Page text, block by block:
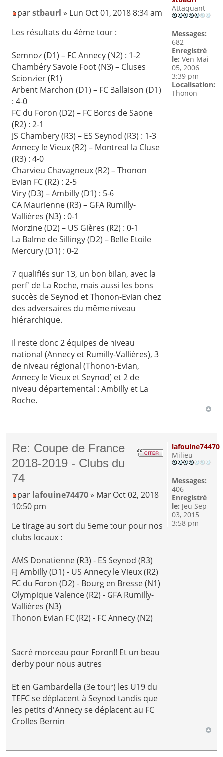
parstbaurl » Lun Oct 01, 2018 8:34 am
Les résultats du 4ème tour :
Semnoz (D1) – FC Annecy (N2) : 1-2
Chambéry Savoie Foot (N3) – Cluses
Scionzier (R1)
Arbent Marchon (D1) – FC Ballaison (D1)
: 4-0
FC du Foron (D2) – FC Bords de Saone
(R2) : 2-1
JS Chambery (R3) – ES Seynod (R3) : 1-3
Annecy le Vieux (R2) – Montreal la Cluse
(R3) : 4-0
Charvieu Chavagneux (R2) – Thonon
Evian FC (R2) : 2-5
Viry (D3) – Ambilly (D1) : 5-6
CA Maurienne (R3) – GFA Rumilly-
Vallières (N3) : 0-1
Morzine (D2) – US Gières (R2) : 0-1
La Balme de Sillingy (D2) – Belle Etoile
Mercury (D1) : 0-2
7 qualifiés sur 13, un bon bilan, avec la
perf' de La Roche, mais aussi les bons
succès de Seynod et Thonon-Evian chez
des adversaires du même niveau
hiérarchique.
Il reste donc 2 équipes de niveau
national (Annecy et Rumilly-Vallières), 3
de niveau régional (Thonon-Evian,
Annecy le Vieux et Seynod) et 2 de
niveau départemental : Ambilly et La
Roche.
Attaquant
Messages:
682
Enregistré
le: Ven Mai
05, 2006
3:39 pm
Localisation:
Thonon
Re: Coupe de France
2018-2019 - Clubs du
74
par lafouine74470 » Mar Oct 02, 2018
10:50 pm
Le tirage au sort du 5eme tour pour nos
clubs locaux :
AMS Donatienne (R3) - ES Seynod (R3)
FJ Ambilly (D1) - US Annecy le Vieux (R2)
FC du Foron (D2) - Bourg en Bresse (N1)
Olympique Valence (R2) - GFA Rumilly-
Vallières (N3)
Thonon Evian FC (R2) - FC Annecy (N2)
Sacré morceau pour Foron!! Et un beau
derby pour nous autres
Et en Gambardella (3e tour) les U19 du
TEFC se déplacent à Seynod tandis que
les petits d'Annecy se déplacent au FC
Crolles Bernin
lafouine74470
Milieu
Messages:
406
Enregistré
le: Jeu Sep
03, 2015
3:58 pm